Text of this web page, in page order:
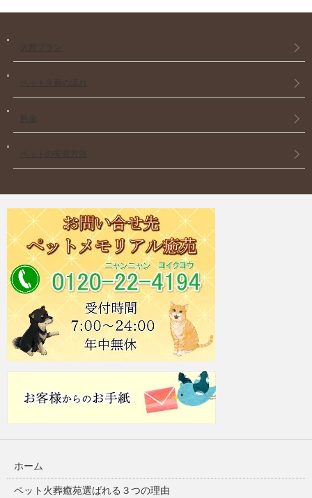
火葬プラン
ペット火葬の流れ
料金
ペットの安置方法
ホーム
ペット火葬癒苑選ばれる３つの理由